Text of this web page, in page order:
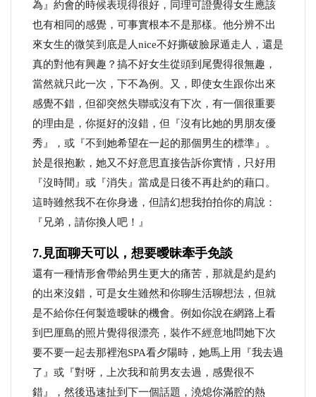
為』約會的時候表現得很好，同理可證覺得女生應該
也有相同的感覺，可事實根本不是那樣。他分辨不出
來女生的微笑到底是人nice不好撕破臉尿遁走人，還是
真的對他有興趣？搞不好女生從頭到尾覺得很無趣，
當然就只此一次，下不為例。又，即使女生跟你出來
感覺不錯，但卻突然失聯或沒有下次，有一個很重要
的理由是，你挺好的沒錯，但『沒有比她的男朋友優
秀』，或『不到她希望在一起的那個男生的標準』。
於是很抱歉，她又不好意思直接告訴你實情，只好用
『沒時間』或『消失』當成是日後不再赴約的藉口。
這時雖然我不在你身邊，但請幻想我拍拍你的肩說：
『兄弟，請你換人吧！』
7.見面聊天可以，想要曖昧牽手免談
還有一種情形會帶給男生更大的痛苦，那就是約是約
的出來沒錯，可是女生雖然和你聊生活聊想法，但就
是不給你任何製造曖昧的機會。例如你說在網路上看
到巴厘島的照片覺得很漂亮，裝作不經意地問她下次
要不要一起去那裡泡SPA看夕陽時，她馬上用『我去過
了』或『對呀，上次我和前男友去過，感覺很不
錯』，然後迅速扯到下一個話題，澆熄你滿腔的熱